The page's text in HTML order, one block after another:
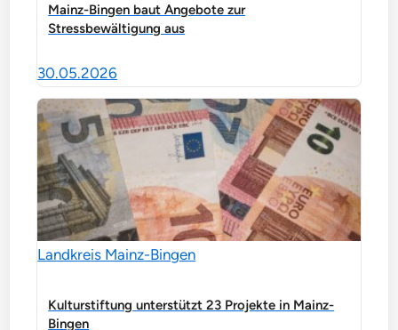
Mainz-Bingen baut Angebote zur
Stressbewältigung aus
30.05.2026
Landkreis Mainz-Bingen
Kulturstiftung unterstützt 23 Projekte in Mainz-
Bingen